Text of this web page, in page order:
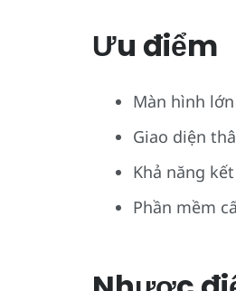
Ưu điểm
Màn hình
Giao diện
Khả năng
Phần mềm